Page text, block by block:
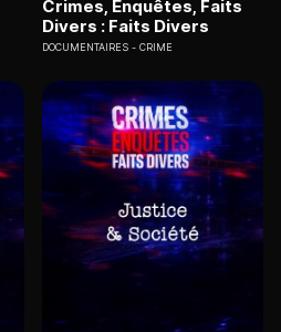
Crimes, Enquêtes, Faits
Divers : Faits Divers
DOCUMENTAIRES CRIME